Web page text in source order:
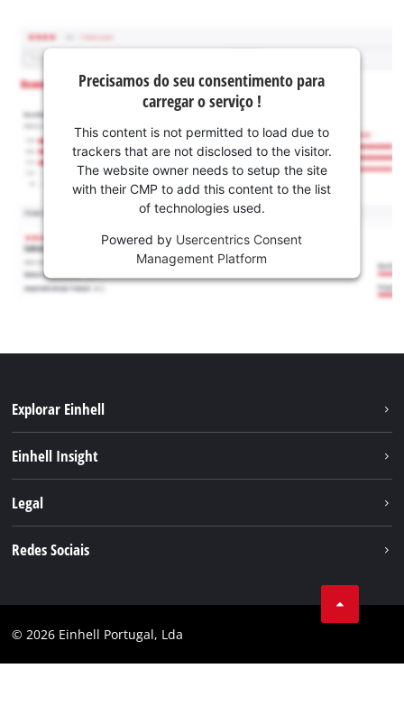
Precisamos do seu consentimento para
carregar o serviço !
This content is not permitted to load due to
trackers that are not disclosed to the visitor.
The website owner needs to setup the site
with their CMP to add this content to the list
of technologies used.
Powered by Usercentrics Consent
Management Platform
Explorar Einhell
Serviço
Einhell Insight
Carreira
Legal
Conformidade
Redes Sociais
Instagram
© 2026 Einhell Portugal, Lda